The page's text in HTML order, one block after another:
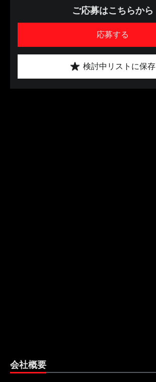
ご応募はこちらから
応募する
検討中リストに保存
会社概要